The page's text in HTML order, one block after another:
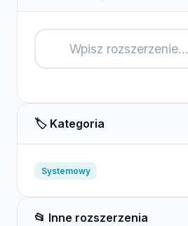
🏷️ Kategoria
Systemowy
📂 Inne rozszerzenia